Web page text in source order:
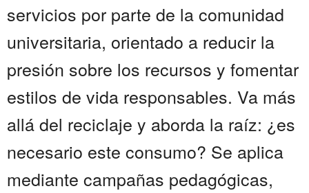
servicios por parte de la comunidad
universitaria, orientado a reducir la
presión sobre los recursos y fomentar
estilos de vida responsables. Va más
allá del reciclaje y aborda la raíz: ¿es
necesario este consumo? Se aplica
mediante campañas pedagógicas,